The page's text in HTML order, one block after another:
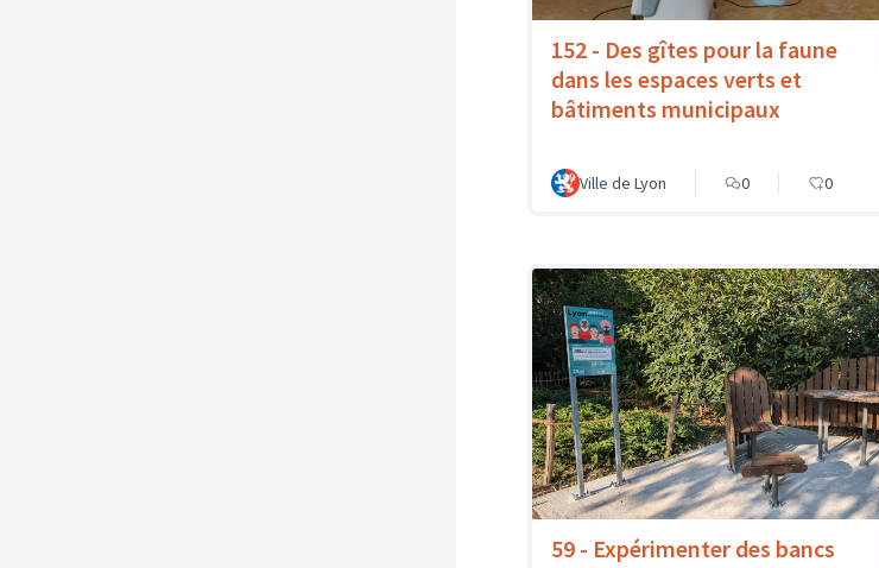
152 - Des gîtes pour la faune
dans les espaces verts et
bâtiments municipaux
Ville de Lyon 0 0
59 - Expérimenter des bancs